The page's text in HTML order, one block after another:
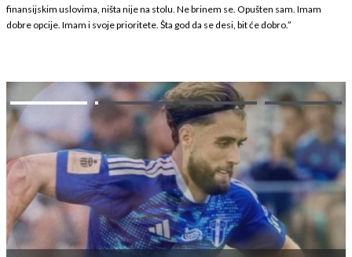
finansijskim uslovima, ništa nije na stolu. Ne brinem se. Opušten sam. Imam
dobre opcije. Imam i svoje prioritete. Šta god da se desi, bit će dobro.”